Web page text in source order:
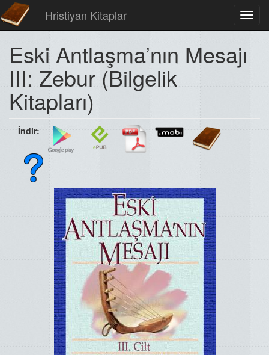
Hristiyan Kitaplar
Eski Antlaşma’nın Mesajı
III: Zebur (Bilgelik
Kitapları)
İndir: